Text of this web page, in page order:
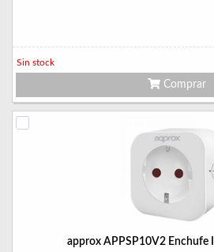
Sin stock
Comprar
approx APPSP10V2 Enchufe